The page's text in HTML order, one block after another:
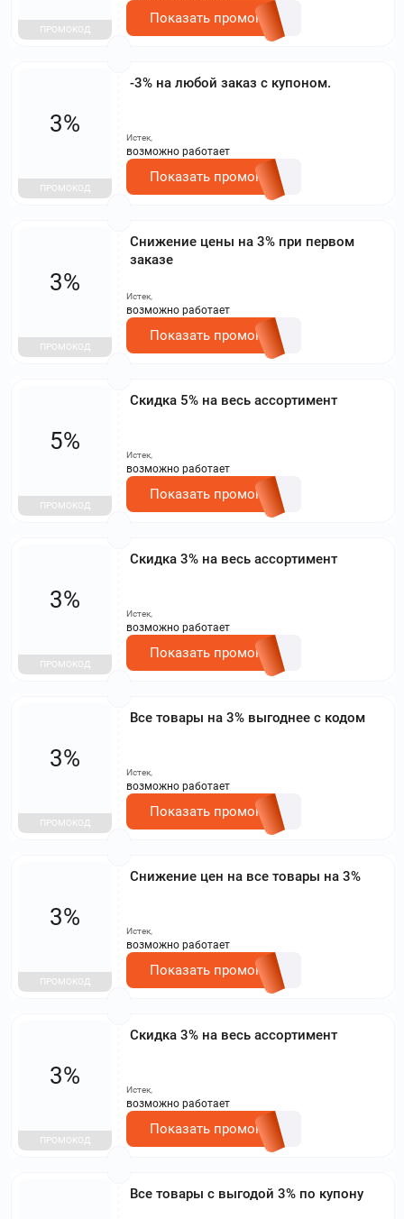
ПРОМОКОД
Показать промокод
-3% на любой заказ с купоном.
3%
ПРОМОКОД
Истек,
возможно работает
Показать промокод
Снижение цены на 3% при первом
заказе
3%
ПРОМОКОД
Истек,
возможно работает
Показать промокод
Скидка 5% на весь ассортимент
5%
ПРОМОКОД
Истек,
возможно работает
Показать промокод
Скидка 3% на весь ассортимент
3%
ПРОМОКОД
Истек,
возможно работает
Показать промокод
Все товары на 3% выгоднее с кодом
3%
ПРОМОКОД
Истек,
возможно работает
Показать промокод
Снижение цен на все товары на 3%
3%
ПРОМОКОД
Истек,
возможно работает
Показать промокод
Скидка 3% на весь ассортимент
3%
ПРОМОКОД
Истек,
возможно работает
Показать промокод
Все товары с выгодой 3% по купону